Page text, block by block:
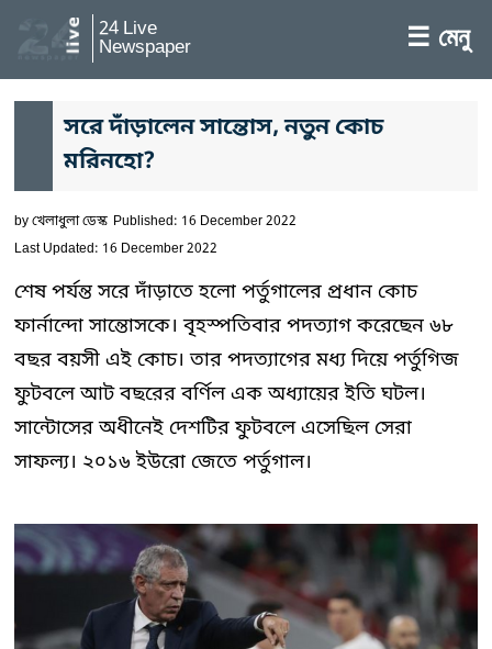
24 Live
Newspaper ☰ মেনু
সরে দাঁড়ালেন সান্তোস, নতুন কোচ
মরিনহো?
byখেলাধুলা ডেস্ক Published: 16 December 2022
Last Updated: 16 December 2022
শেষ পর্যন্ত সরে দাঁড়াতে হলো পর্তুগালের প্রধান কোচ
ফার্নান্দো সান্তোসকে। বৃহস্পতিবার পদত্যাগ করেছেন ৬৮
বছর বয়সী এই কোচ। তার পদত্যাগের মধ্য দিয়ে পর্তুগিজ
ফুটবলে আট বছরের বর্ণিল এক অধ্যায়ের ইতি ঘটল।
সান্টোসের অধীনেই দেশটির ফুটবলে এসেছিল সেরা
সাফল্য। ২০১৬ ইউরো জেতে পর্তুগাল।